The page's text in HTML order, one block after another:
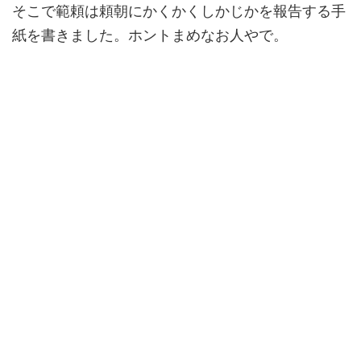
そこで範頼は頼朝にかくかくしかじかを報告する手
紙を書きました。ホントまめなお人やで。